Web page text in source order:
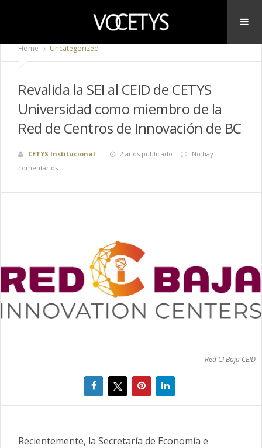
Home Uncategorized
Revalida la SEI al CEID de CETYS
Universidad como miembro de la
Red de Centros de Innovación de BC
CETYS Institucional 2 años publicado
No hay
comentarios
Red CI Baja CEID
Recientemente, la Secretaría de Economía e